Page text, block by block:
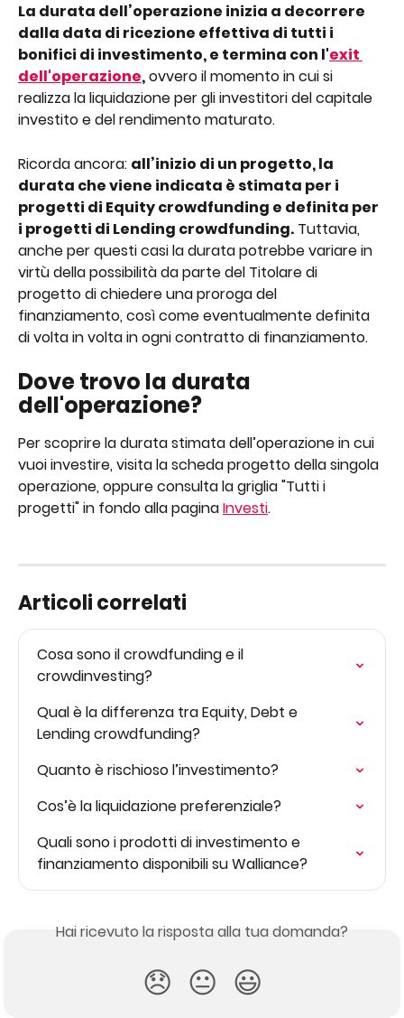
La durata dell’operazione inizia a decorrere
dalla data di ricezione effettiva di tutti i
bonifici di investimento, e termina con l'exit
dell'operazione, ovvero il momento in cui si
realizza la liquidazione per gli investitori del capitale
investito e del rendimento maturato.
Ricorda ancora: all’inizio di un progetto, la
durata che viene indicata è stimata per i
progetti di Equity crowdfunding e definita per
i progetti di Lending crowdfunding. Tuttavia,
anche per questi casi la durata potrebbe variare in
virtù della possibilità da parte del Titolare di
progetto di chiedere una proroga del
finanziamento, così come eventualmente definita
di volta in volta in ogni contratto di finanziamento.
Dove trovo la durata
dell'operazione?
Per scoprire la durata stimata dell’operazione in cui
vuoi investire, visita la scheda progetto della singola
operazione, oppure consulta la griglia "Tutti i
progetti" in fondo alla pagina Investi.
Articoli correlati
Cosa sono il crowdfunding e il
crowdinvesting?
Qual è la differenza tra Equity, Debt e
Lending crowdfunding?
Quanto è rischioso l’investimento?
Cos’è la liquidazione preferenziale?
Quali sono i prodotti di investimento e
finanziamento disponibili su Walliance?
Hai ricevuto la risposta alla tua domanda?
😞 😐 😃